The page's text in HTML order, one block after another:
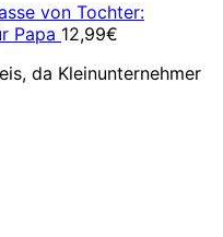
von Tochter:
Papa 12,99€
da Kleinunternehmer